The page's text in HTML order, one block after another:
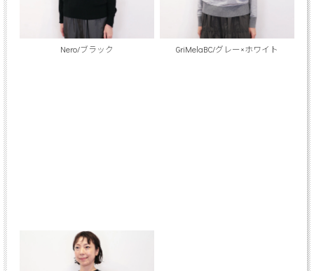
Nero/ブラック GriMelaBC/グレー×ホワイト